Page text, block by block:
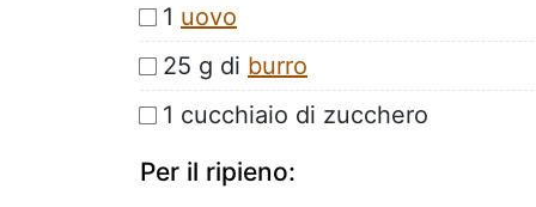
1 uovo
25 g di burro
1 cucchiaio di zucchero
Per il ripieno: